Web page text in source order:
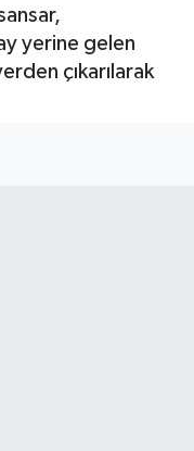
yerine gelen
çıkarılarak